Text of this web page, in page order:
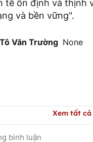
tế ổn định và thịnh
và bền vững".
Văn Trường None
Xem tất cả